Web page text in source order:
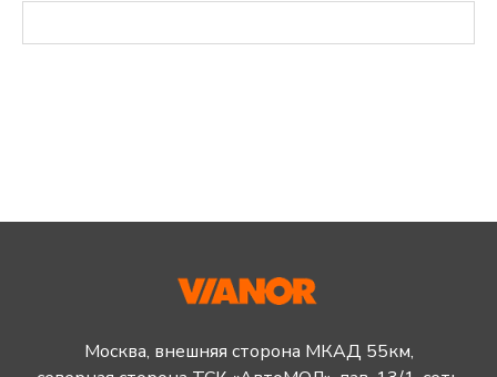
Москва, внешняя сторона МКАД 55км,